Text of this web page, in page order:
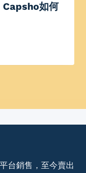
Capsho如何
台銷售，至今賣出